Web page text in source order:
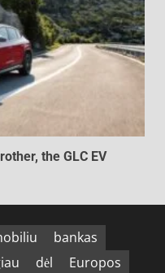
the GLC EV
bankas
dėl
Europos